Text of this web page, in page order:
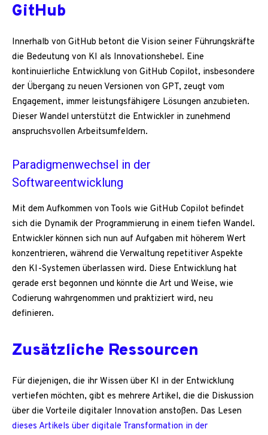
GitHub
Innerhalb von GitHub betont die Vision seiner Führungskräfte
die Bedeutung von KI als Innovationshebel. Eine
kontinuierliche Entwicklung von GitHub Copilot, insbesondere
der Übergang zu neuen Versionen von GPT, zeugt vom
Engagement, immer leistungsfähigere Lösungen anzubieten.
Dieser Wandel unterstützt die Entwickler in zunehmend
anspruchsvollen Arbeitsumfeldern.
Paradigmenwechsel in der
Softwareentwicklung
Mit dem Aufkommen von Tools wie GitHub Copilot befindet
sich die Dynamik der Programmierung in einem tiefen Wandel.
Entwickler können sich nun auf Aufgaben mit höherem Wert
konzentrieren, während die Verwaltung repetitiver Aspekte
den KI-Systemen überlassen wird. Diese Entwicklung hat
gerade erst begonnen und könnte die Art und Weise, wie
Codierung wahrgenommen und praktiziert wird, neu
definieren.
Zusätzliche Ressourcen
Für diejenigen, die ihr Wissen über KI in der Entwicklung
vertiefen möchten, gibt es mehrere Artikel, die die Diskussion
über die Vorteile digitaler Innovation anstoßen. Das Lesen
dieses Artikels über digitale Transformation in der